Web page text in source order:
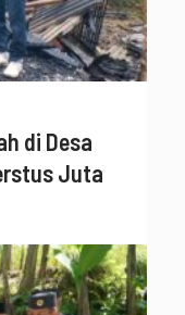
di Desa
Juta